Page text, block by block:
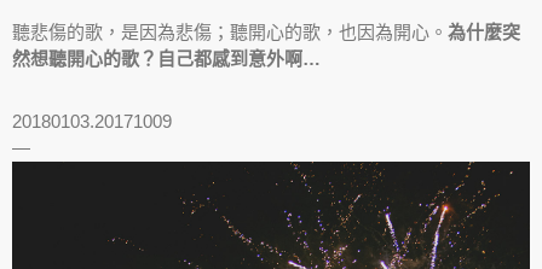
聽悲傷的歌，是因為悲傷；聽開心的歌，也因為開心。 為什麼突
然想聽開心的歌？自己都感到意外啊…
20180103.20171009
—